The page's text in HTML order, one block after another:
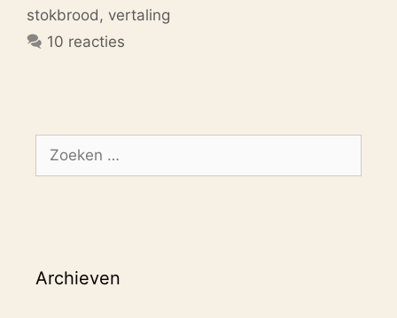
stokbrood , vertaling
10 reacties
naar:
Archieven